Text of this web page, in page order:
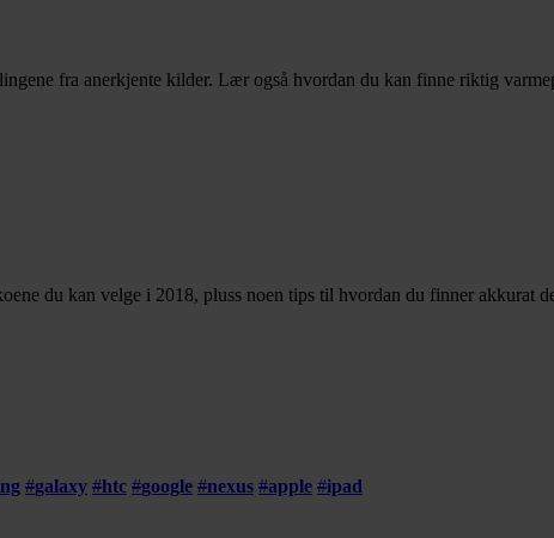
fra anerkjente kilder. Lær også hvordan du kan finne riktig
du kan velge i 2018, pluss noen tips til hvordan du finner akkurat
#galaxy #htc #google #nexus #apple #ipad